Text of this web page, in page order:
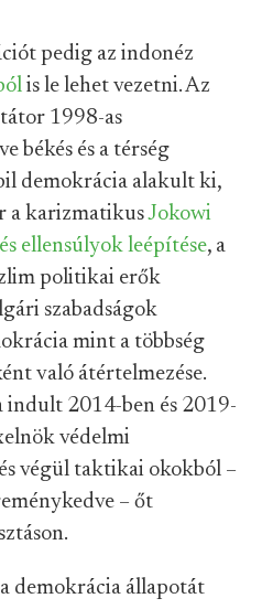
pedig az indonéz
is le lehet vezetni. Az
1998-as
békés és a térség
demokrácia alakult ki,
a karizmatikusJokowi
ellensúlyok leépítése, a
politikai erők
szabadságok
mint a többség
való átértelmezése.
indult 2014-ben és 2019-
védelmi
végül taktikai okokból –
– őt
demokrácia állapotát